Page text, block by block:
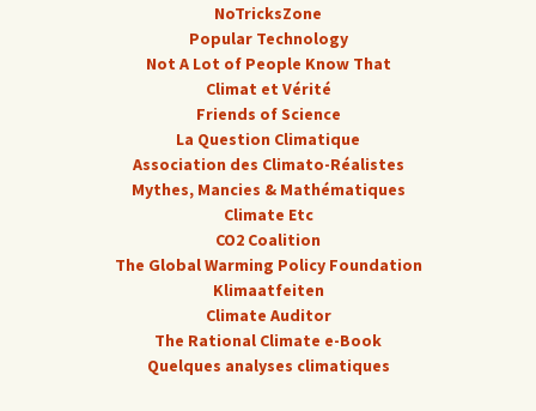
NoTricksZone
Popular Technology
Not A Lot of People Know That
Climat et Vérité
Friends of Science
La Question Climatique
Association des Climato-Réalistes
Mythes, Mancies & Mathématiques
Climate Etc
CO2 Coalition
The Global Warming Policy Foundation
Klimaatfeiten
Climate Auditor
The Rational Climate e-Book
Quelques analyses climatiques